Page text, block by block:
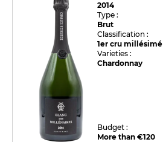
2014
Type :
Brut
Classification :
1er cru millésimé
Varieties :
Chardonnay
Budget :
More than €120